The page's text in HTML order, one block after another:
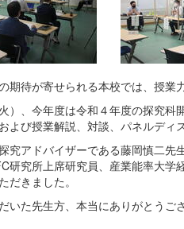
期待が寄せられる本校では、授業
）、今年度は令和４年度の探究
よび授業解説、対談、パネルディ
究アドバイザーである藤岡慎二
研究所上席研究員、産業能率大
だきました。
いた先生方、本当にありがとうござ